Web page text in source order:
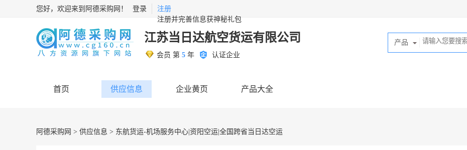
您好，欢迎来到阿德采购网！ 登录
注册
注册并完善信息获神秘礼包
江苏当日达航空货运有限公司
会员 第 5 年 认证企业
产品
首页 供应信息 企业黄页 产品大全
阿德采购网 > 供应信息 > 东航货运-机场服务中心|资阳空运|全国跨省当日达空运